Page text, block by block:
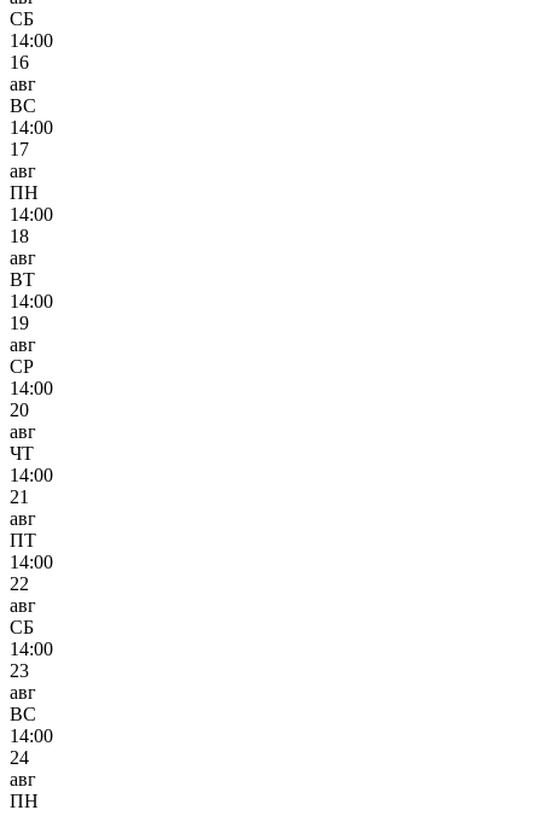
СБ
14:00
16
авг
ВС
14:00
17
авг
ПН
14:00
18
авг
ВТ
14:00
19
авг
СР
14:00
20
авг
ЧТ
14:00
21
авг
ПТ
14:00
22
авг
СБ
14:00
23
авг
ВС
14:00
24
авг
ПН